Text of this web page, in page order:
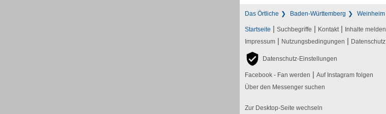
Das Örtliche Baden-Württemberg Weinheim
Startseite | Suchbegriffe | Kontakt | Inhalte melden
Impressum | Nutzungsbedingungen | Datenschutz
Datenschutz-Einstellungen
Facebook - Fan werden | Auf Instagram folgen
Über den Messenger suchen
Zur Desktop-Seite wechseln